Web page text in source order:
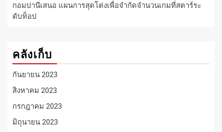
กอมปานีเสนอ แผนการสุดโต่งเพื่อจำกัดจำนวนเกมที่สตาร์ระ
ดับท็อป
คลังเก็บ
กันยายน 2023
สิงหาคม 2023
กรกฎาคม 2023
มิถุนายน 2023